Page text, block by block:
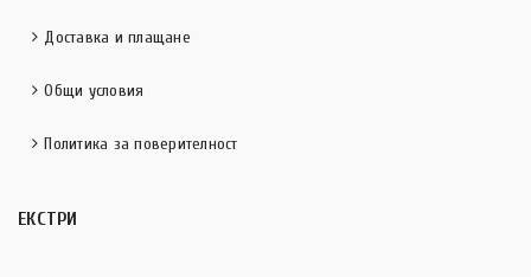
Доставка и плащане
Общи условия
Политика за поверителност
ЕКСТРИ